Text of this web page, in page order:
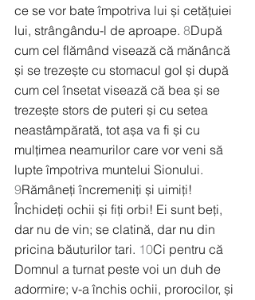
ce se vor bate împotriva lui și cetățuiei
lui, strângându-l de aproape. 8După
cum cel flămând visează că mănâncă
și se trezește cu stomacul gol și după
cum cel însetat visează că bea și se
trezește stors de puteri și cu setea
neastâmpărată, tot așa va fi și cu
mulțimea neamurilor care vor veni să
lupte împotriva muntelui Sionului.
9Rămâneți încremeniți și uimiți!
Închideți ochii și fiți orbi! Ei sunt beți,
dar nu de vin; se clatină, dar nu din
pricina băuturilor tari. 10Ci pentru că
Domnul a turnat peste voi un duh de
adormire; v-a închis ochii, prorocilor, și